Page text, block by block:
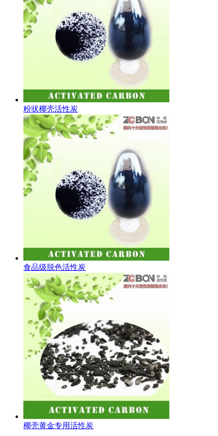
粉状椰壳活性炭
食品级脱色活性炭
椰壳黄金专用活性炭